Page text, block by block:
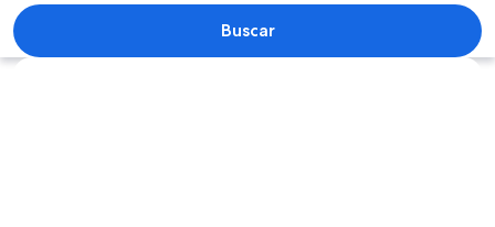
Un muelle de madera que conduce
Buscar
Explorar mapa